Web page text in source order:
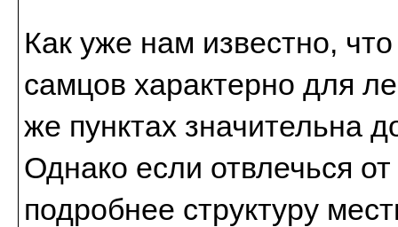
Как уже нам известно,
самцов характерно для
же пунктах значительна
Однако если отвлечься
подробнее структуру